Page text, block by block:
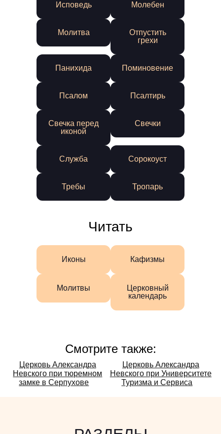
Исповедь Молебен
Молитва
Отпустить
грехи
Панихида Поминовение
Псалом Псалтирь
Свечка перед
иконой
Свечки
Служба Сорокоуст
Требы Тропарь
Читать
Иконы Кафизмы
Молитвы
Церковный
календарь
Смотрите также:
Смотрите
также:
Церковь Александра
Невского при тюремном
замке в Серпухове
Церковь Александра
Невского при Университете
Туризма и Сервиса